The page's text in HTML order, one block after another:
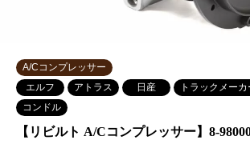
A/Cコンプレッサー
エルフ
アトラス 日産 トラックメーカ
コンドル
【リビルト A/Cコンプレッサー】8-